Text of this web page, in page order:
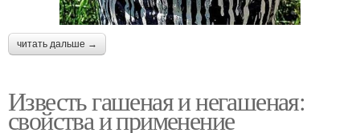
читать дальше →
Известь гашеная и негашеная:
свойства и применение